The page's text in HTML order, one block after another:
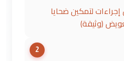
لتمكين ضحايا
(وثيقة)
2